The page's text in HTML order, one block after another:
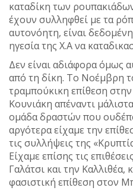
καταδίκη των
έχουν συλληφθεί με τα
αυτονόητη, είναι
ηγεσία της Χ.Α να
Δεν είναι αδιάφορα όμως
από τη δίκη. Το Νοέμβρη
τραμπούκικη επίθεση
Κουνιάκη απέναντι
ομάδα δραστών που
αργότερα είχαμε την
τις συλλήψεις της
Είχαμε επίσης τις
Γαλάτσι και την Καλλιθέα,
φασιστική επίθεση στον